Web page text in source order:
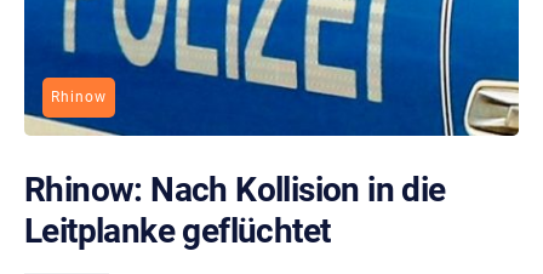
Rhinow
Rhinow: Nach Kollision in die
Leitplanke geflüchtet